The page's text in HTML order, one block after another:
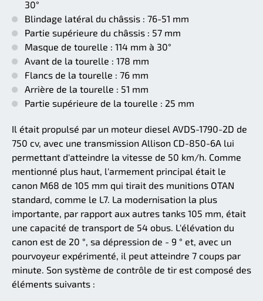
30°
Blindage latéral du châssis : 76-51 mm
Partie supérieure du châssis : 57 mm
Masque de tourelle : 114 mm à 30°
Avant de la tourelle : 178 mm
Flancs de la tourelle : 76 mm
Arrière de la tourelle : 51 mm
Partie supérieure de la tourelle : 25 mm
Il était propulsé par un moteur diesel AVDS-1790-2D de
750 cv, avec une transmission Allison CD-850-6A lui
permettant d'atteindre la vitesse de 50 km/h. Comme
mentionné plus haut, l'armement principal était le
canon M68 de 105 mm qui tirait des munitions OTAN
standard, comme le L7. La modernisation la plus
importante, par rapport aux autres tanks 105 mm, était
une capacité de transport de 54 obus. L'élévation du
canon est de 20 °, sa dépression de - 9 ° et, avec un
pourvoyeur expérimenté, il peut atteindre 7 coups par
minute. Son système de contrôle de tir est composé des
éléments suivants :